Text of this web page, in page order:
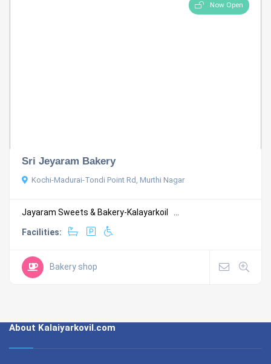
Now Open
Sri Jeyaram Bakery
Kochi-Madurai-Tondi Point Rd, Murthi Nagar
Jayaram Sweets & Bakery-Kalayarkoil ...
Facilities:
Bakery shop
About Kalaiyarkovil.com